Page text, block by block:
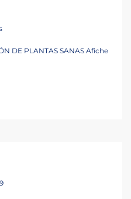
DE PLANTAS SANAS Afiche